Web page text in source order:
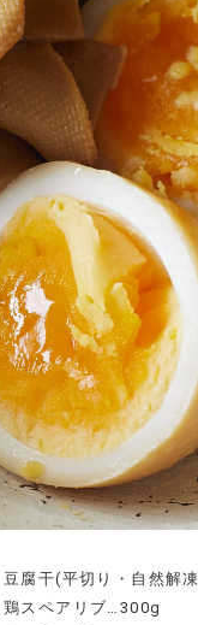
豆腐干(平切り・自然解
鶏スペアリブ…300g